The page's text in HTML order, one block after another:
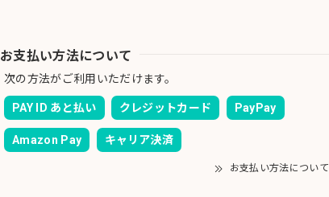
お支払い方法について
次の方法がご利用いただけます。
PAY ID あと払い クレジットカード PayPay
Amazon Pay キャリア決済
お支払い方法について